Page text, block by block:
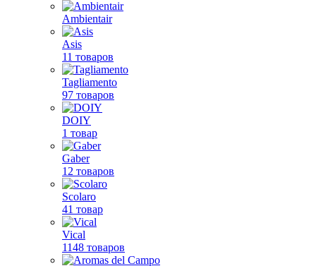
Ambientair
Asis
11 товаров
Tagliamento
97 товаров
DOIY
1 товар
Gaber
12 товаров
Scolaro
41 товар
Vical
1148 товаров